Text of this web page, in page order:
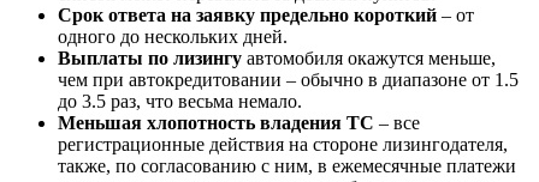
Срок ответа на заявку предельно короткий – от
одного до нескольких дней.
Выплаты по лизингу автомобиля окажутся меньше,
чем при автокредитовании – обычно в диапазоне от 1.5
до 3.5 раз, что весьма немало.
Меньшая хлопотность владения ТС – все
регистрационные действия на стороне лизингодателя,
также, по согласованию с ним, в ежемесячные платежи